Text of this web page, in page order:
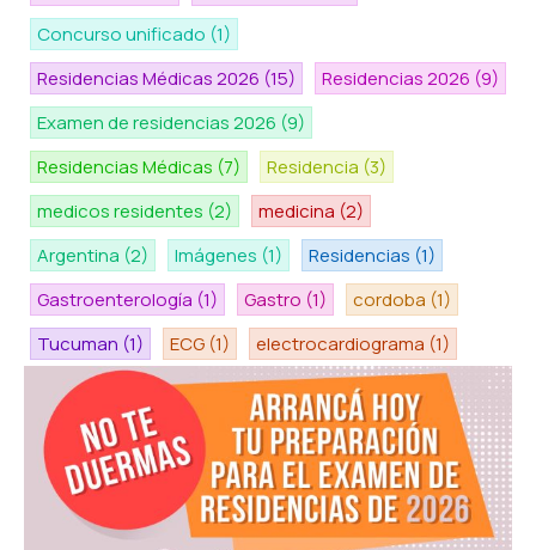
Concurso unificado (1)
Residencias Médicas 2026 (15) Residencias 2026 (9)
Examen de residencias 2026 (9)
Residencias Médicas (7) Residencia (3)
medicos residentes (2) medicina (2)
Argentina (2) Imágenes (1) Residencias (1)
Gastroenterología (1) Gastro (1) cordoba (1)
Tucuman (1) ECG (1) electrocardiograma (1)